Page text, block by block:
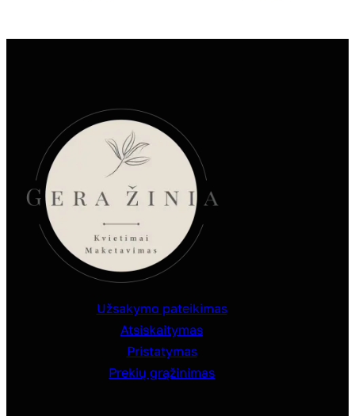
Užsakymo pateikimas
Atsiskaitymas
Pristatymas
Prekių grąžinimas